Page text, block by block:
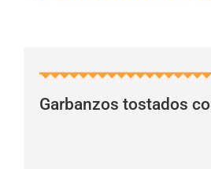
Garbanzos tostados